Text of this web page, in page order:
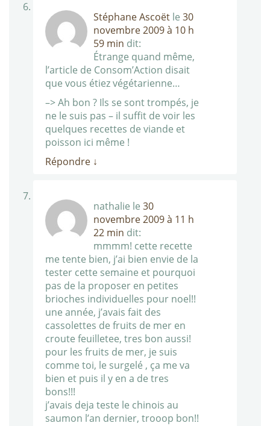
Stéphane Ascoët le 30
novembre 2009 à 10 h
59 min dit:
Étrange quand même,
l’article de Consom’Action disait
que vous étiez végétarienne…
–> Ah bon ? Ils se sont trompés, je
ne le suis pas – il suffit de voir les
quelques recettes de viande et
poisson ici même !
Répondre ↓
nathalie le 30
novembre 2009 à 11 h
22 min dit:
mmmm! cette recette
me tente bien, j’ai bien envie de la
tester cette semaine et pourquoi
pas de la proposer en petites
brioches individuelles pour noel!!
une année, j’avais fait des
cassolettes de fruits de mer en
croute feuilletee, tres bon aussi!
pour les fruits de mer, je suis
comme toi, le surgelé , ça me va
bien et puis il y en a de tres
bons!!!
j’avais deja teste le chinois au
saumon l’an dernier, trooop bon!!